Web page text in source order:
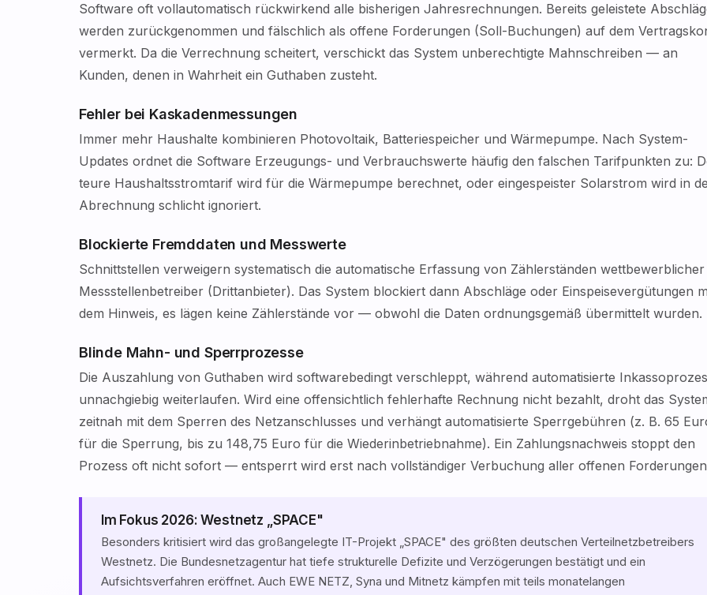
Software oft vollautomatisch rückwirkend alle bisherigen Jahresrechnungen. Bereits geleistete
werden zurückgenommen und fälschlich als offene Forderungen (Soll-Buchungen) auf dem
vermerkt. Da die Verrechnung scheitert, verschickt das System unberechtigte Mahnschreiben — an
Kunden, denen in Wahrheit ein Guthaben zusteht.
Fehler bei Kaskadenmessungen
Immer mehr Haushalte kombinieren Photovoltaik, Batteriespeicher und Wärmepumpe. Nach System-
Updates ordnet die Software Erzeugungs- und Verbrauchswerte häufig den falschen Tarifpunkten zu:
teure Haushaltsstromtarif wird für die Wärmepumpe berechnet, oder eingespeister Solarstrom wird in
Abrechnung schlicht ignoriert.
Blockierte Fremddaten und Messwerte
Schnittstellen verweigern systematisch die automatische Erfassung von Zählerständen wettbewerblicher
Messstellenbetreiber (Drittanbieter). Das System blockiert dann Abschläge oder Einspeisevergütungen
dem Hinweis, es lägen keine Zählerstände vor — obwohl die Daten ordnungsgemäß übermittelt wurden.
Blinde Mahn- und Sperrprozesse
Die Auszahlung von Guthaben wird softwarebedingt verschleppt, während automatisierte
unnachgiebig weiterlaufen. Wird eine offensichtlich fehlerhafte Rechnung nicht bezahlt, droht das
zeitnah mit dem Sperren des Netzanschlusses und verhängt automatisierte Sperrgebühren (z. B. 65
für die Sperrung, bis zu 148,75 Euro für die Wiederinbetriebnahme). Ein Zahlungsnachweis stoppt den
Prozess oft nicht sofort — entsperrt wird erst nach vollständiger Verbuchung aller offenen
Im Fokus 2026: Westnetz „SPACE"
Besonders kritisiert wird das großangelegte IT-Projekt „SPACE" des größten deutschen Verteilnetzbetreibers
Westnetz. Die Bundesnetzagentur hat tiefe strukturelle Defizite und Verzögerungen bestätigt und ein
Aufsichtsverfahren eröffnet. Auch EWE NETZ, Syna und Mitnetz kämpfen mit teils monatelangen